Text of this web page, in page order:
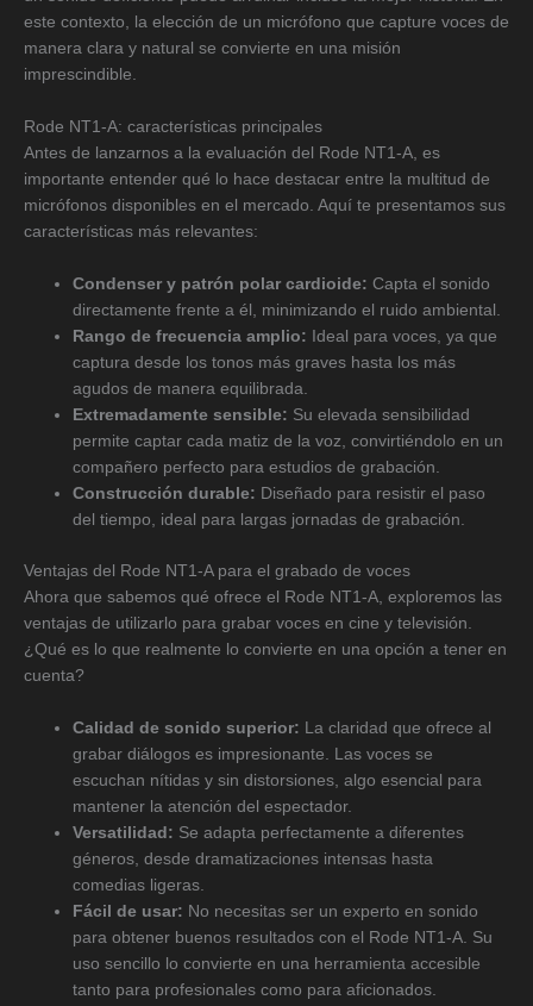
este contexto, la elección de un micrófono que capture voces de
manera clara y natural se convierte en una misión
imprescindible.
Rode NT1-A: características principales
Antes de lanzarnos a la evaluación del Rode NT1-A, es
importante entender qué lo hace destacar entre la multitud de
micrófonos disponibles en el mercado. Aquí te presentamos sus
características más relevantes:
Condenser y patrón polar cardioide: Capta el sonido
directamente frente a él, minimizando el ruido ambiental.
Rango de frecuencia amplio: Ideal para voces, ya que
captura desde los tonos más graves hasta los más
agudos de manera equilibrada.
Extremadamente sensible: Su elevada sensibilidad
permite captar cada matiz de la voz, convirtiéndolo en un
compañero perfecto para estudios de grabación.
Construcción durable: Diseñado para resistir el paso
del tiempo, ideal para largas jornadas de grabación.
Ventajas del Rode NT1-A para el grabado de voces
Ahora que sabemos qué ofrece el Rode NT1-A, exploremos las
ventajas de utilizarlo para grabar voces en cine y televisión.
¿Qué es lo que realmente lo convierte en una opción a tener en
cuenta?
Calidad de sonido superior: La claridad que ofrece al
grabar diálogos es impresionante. Las voces se
escuchan nítidas y sin distorsiones, algo esencial para
mantener la atención del espectador.
Versatilidad: Se adapta perfectamente a diferentes
géneros, desde dramatizaciones intensas hasta
comedias ligeras.
Fácil de usar: No necesitas ser un experto en sonido
para obtener buenos resultados con el Rode NT1-A. Su
uso sencillo lo convierte en una herramienta accesible
tanto para profesionales como para aficionados.